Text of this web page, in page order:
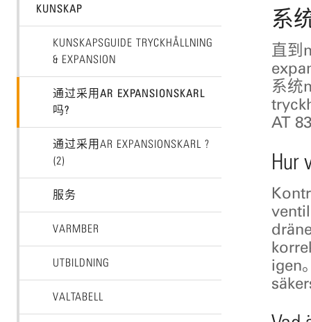
KUNSKAP
KUNSKAPSGUIDE TRYCKHÅLLNING
& EXPANSION
通过采用AR EXPANSIONSKARL
吗?
通过采用AR EXPANSIONSKARL ?
(2)
服务
VARMBER
UTBILDNING
VALTABELL
系
直到
系统
AT
Hur
igen